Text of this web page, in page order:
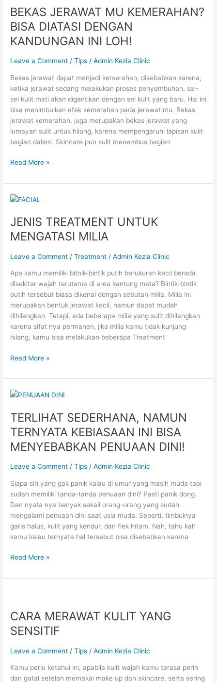
BEKAS JERAWAT MU KEMERAHAN?
BISA DIATASI DENGAN
KANDUNGAN INI LOH!
Leave a Comment /Tips /Admin Kezia Clinic
Bekas jerawat dapat menjadi kemerahan, disebabkan karena,
ketika jerawat sedang melakukan proses penyembuhan, sel-
sel kulit mati akan digantikan dengan sel kulit yang baru. Hal ini
bisa menimbulkan efek kemerahan pada jerawat mu. Bekas
jerawat kemerahan, juga merupakan bekas jerawat yang
lumayan sulit untuk hilang, karena mempengaruhi lapisan kulit
bagian dalam. Skincare pun sulit menembus bagian
MU
KEMERAHAN?
BISA
DIATASI
KANDUNGAN
INI
LOH!
Read More »
JENIS TREATMENT UNTUK
MENGATASI MILIA
Leave a Comment /Treatment /Admin Kezia Clinic
Apa kamu memiliki bitnik-bintik putih berukuran kecil berada
disekitar wajah terutama di area kantung mata? Bintik-bintik
putih tersebut biasa dikenal dengan sebutan milia. Milia ini
merupakan bentuk jerawat kecil, namun dapat mudah
dihilangkan. Tetapi, ada beberapa milia yang sulit dihilangkan
karena sifat nya permanen, jika milia kamu tidak kunjung
hilang, kamu bisa melakukan beberapa Treatment
JENIS
UNTUK
MENGATASI
MILIA
Read More »
TERLIHAT SEDERHANA, NAMUN
TERNYATA KEBIASAAN INI BISA
MENYEBABKAN PENUAAN DINI!
Leave a Comment /Tips /Admin Kezia Clinic
Siapa sih yang gak panik kalau di umur yang masih muda tapi
sudah memiliki tanda-tanda penuaan dini? Pasti panik dong.
Dan nyata nya banyak sekali orang-orang yang sudah
mengalami penuaan dini saat usia muda. Seperti, timbulnya
garis halus, kulit yang kendur, dan flek hitam. Nah, tahu kah
kamu kalau ternyata hal tersebut bisa disebabkan karena
TERLIHAT
NAMUN
TERNYATA
KEBIASAAN
INI
MENYEBABKAN
PENUAAN
DINI!
Read More »
CARA MERAWAT KULIT YANG
SENSITIF
Leave a Comment /Tips /Admin Kezia Clinic
Kamu perlu ketahui ini, apabila kulit wajah kamu terasa perih
dan gatal setelah memakai make up dan skincare, serta sering
KULIT
YANG
SENSITIF